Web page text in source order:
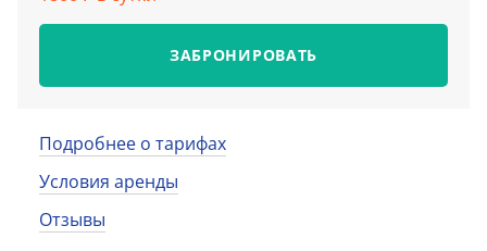
ЗАБРОНИРОВАТЬ
Подробнее о тарифах
Условия аренды
Отзывы